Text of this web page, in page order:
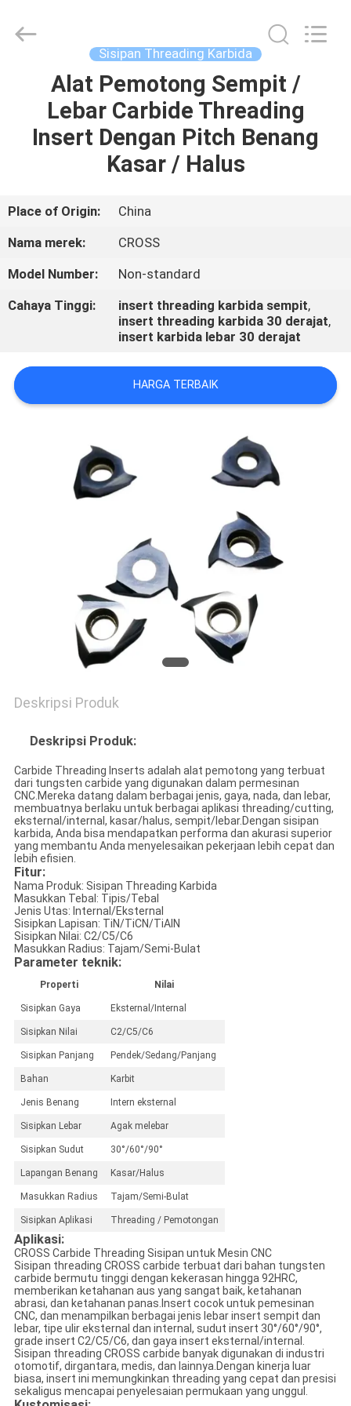
RUMAH
PRODUK
KITA
PABRIK
KUALITAS
HUBUNGI
BERITA
Copyright
cnccarbideinserts.com.
Sisipan Threading Karbida
Alat Pemotong Sempit /
Lebar Carbide Threading
Insert Dengan Pitch Benang
Kasar / Halus
Place of Origin:
China
Nama merek:
CROSS
Model Number:
Non-standard
Cahaya Tinggi:
insert threading karbida sempit,
insert threading karbida 30 derajat,
insert karbida lebar 30 derajat
HARGA TERBAIK
Deskripsi Produk
Deskripsi Produk:
Carbide Threading Inserts adalah alat pemotong yang terbuat
dari tungsten carbide yang digunakan dalam permesinan
CNC.Mereka datang dalam berbagai jenis, gaya, nada, dan lebar,
membuatnya berlaku untuk berbagai aplikasi threading/cutting,
eksternal/internal, kasar/halus, sempit/lebar.Dengan sisipan
karbida, Anda bisa mendapatkan performa dan akurasi superior
yang membantu Anda menyelesaikan pekerjaan lebih cepat dan
lebih efisien.
Fitur:
Nama Produk: Sisipan Threading Karbida
Masukkan Tebal: Tipis/Tebal
Jenis Utas: Internal/Eksternal
Sisipkan Lapisan: TiN/TiCN/TiAlN
Sisipkan Nilai: C2/C5/C6
Masukkan Radius: Tajam/Semi-Bulat
Parameter teknik:
Properti Nilai
Sisipkan Gaya Eksternal/Internal
Sisipkan Nilai C2/C5/C6
Sisipkan Panjang Pendek/Sedang/Panjang
Bahan Karbit
Jenis Benang Intern eksternal
Sisipkan Lebar Agak melebar
Sisipkan Sudut 30°/60°/90°
Lapangan Benang Kasar/Halus
Masukkan Radius Tajam/Semi-Bulat
Sisipkan Aplikasi Threading / Pemotongan
Aplikasi:
CROSS Carbide Threading Sisipan untuk Mesin CNC
Sisipan threading CROSS carbide terbuat dari bahan tungsten
carbide bermutu tinggi dengan kekerasan hingga 92HRC,
memberikan ketahanan aus yang sangat baik, ketahanan
abrasi, dan ketahanan panas.Insert cocok untuk pemesinan
CNC, dan menampilkan berbagai jenis lebar insert sempit dan
lebar, tipe ulir eksternal dan internal, sudut insert 30°/60°/90°,
grade insert C2/C5/C6, dan gaya insert eksternal/internal.
Sisipan threading CROSS carbide banyak digunakan di industri
otomotif, dirgantara, medis, dan lainnya.Dengan kinerja luar
biasa, insert ini memungkinkan threading yang cepat dan presisi
sekaligus mencapai penyelesaian permukaan yang unggul.